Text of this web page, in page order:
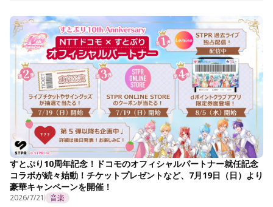
すとぷり10周年記念！ドコモのオフィシャルパートナー就任記念
コラボが続々始動！チケットプレゼントなど、7月19日（日）より
豪華キャンペーンを開催！
2026/7/21 音楽